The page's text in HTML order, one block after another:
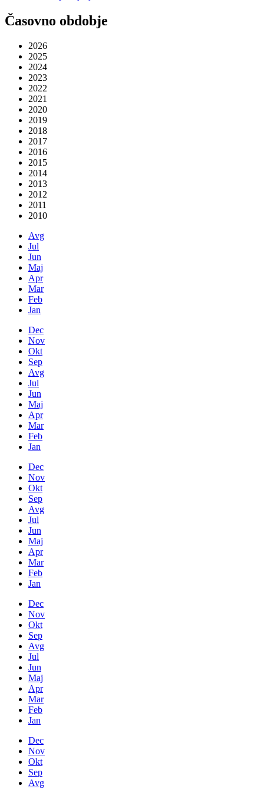
Časovno obdobje
2026
2025
2024
2023
2022
2021
2020
2019
2018
2017
2016
2015
2014
2013
2012
2011
2010
Avg
Jul
Jun
Maj
Apr
Mar
Feb
Jan
Dec
Nov
Okt
Sep
Avg
Jul
Jun
Maj
Apr
Mar
Feb
Jan
Dec
Nov
Okt
Sep
Avg
Jul
Jun
Maj
Apr
Mar
Feb
Jan
Dec
Nov
Okt
Sep
Avg
Jul
Jun
Maj
Apr
Mar
Feb
Jan
Dec
Nov
Okt
Sep
Avg